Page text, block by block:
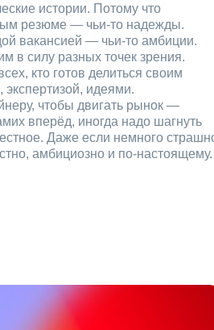
истории. Потому что
резюме — чьи‑то надежды.
вакансией — чьи‑то амбиции.
в силу разных точек зрения.
кто готов делиться своим
экспертизой, идеями.
чтобы двигать рынок —
вперёд, иногда надо шагнуть
Даже если немного
амбициозно и по‑настоящему.